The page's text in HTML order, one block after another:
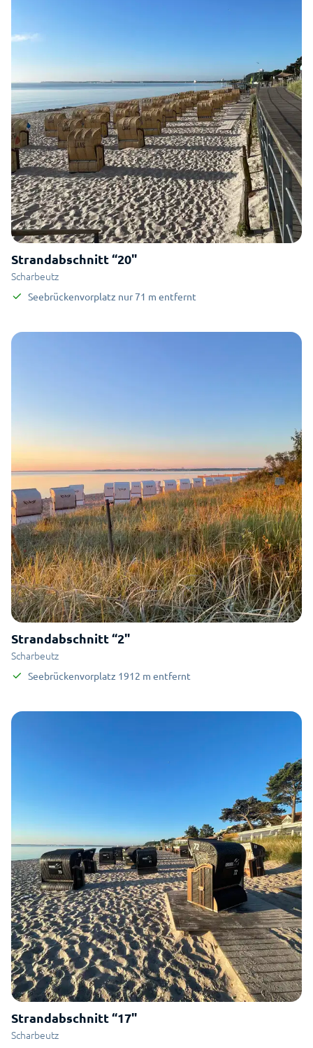
Strandabschnitt “20"
Scharbeutz
Seebrückenvorplatz nur71 m entfernt
Strandabschnitt “2"
Scharbeutz
Seebrückenvorplatz 1912 m entfernt
Strandabschnitt “17"
Scharbeutz